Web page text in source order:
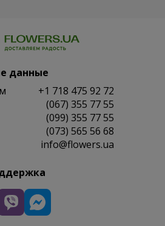
данные
+1 718 475 92 72
(067) 355 77 55
(099) 355 77 55
(073) 565 56 68
info@flowers.ua